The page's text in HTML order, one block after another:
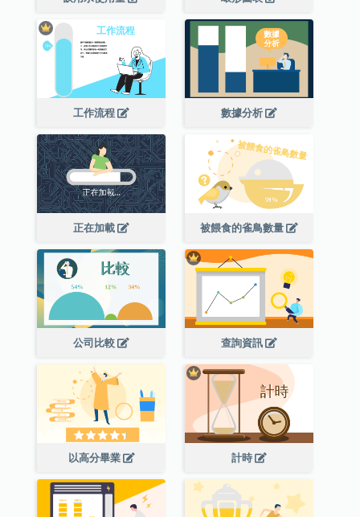
工作流程 數據分析
正在加載 被餵食的雀鳥數量
公司比較 查詢資訊
以高分畢業 計時